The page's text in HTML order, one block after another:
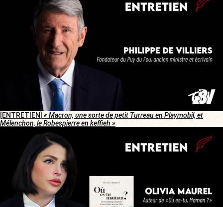
[ENTRETIEN] « Macron, une sorte de petit Turreau en Playmobil, et
Mélenchon, le Robespierre en keffieh »